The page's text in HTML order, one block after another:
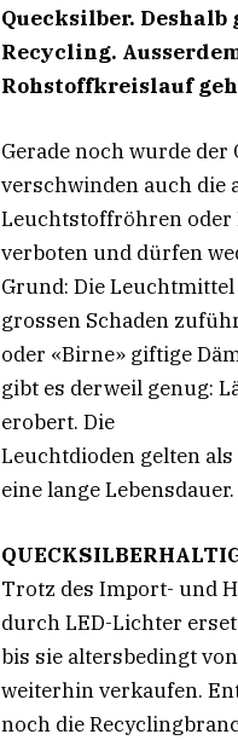
Quecksilber.
Recycling.
Rohstoffkreislauf
Gerade noch wurde
verschwinden auch die
Leuchtstoffröhren oder
verboten und dürfen
Grund: Die
grossen Schaden
oder «Birne» giftige
gibt es derweil genug:
erobert. Die
Leuchtdioden gelten
eine lange Lebensdauer.
Trotz des Import- und
durch LED-Lichter
bis sie altersbedingt
weiterhin verkaufen.
noch die